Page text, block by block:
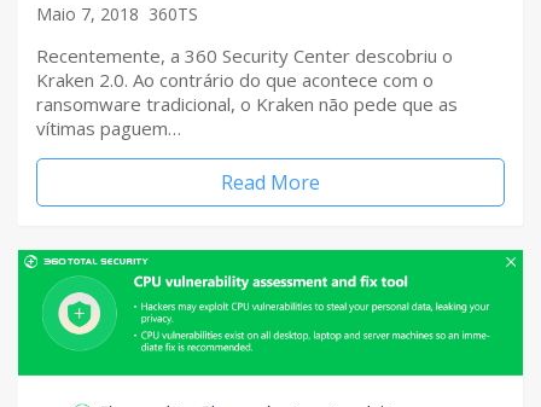
Maio 7, 2018 360TS
Recentemente, a 360 Security Center descobriu o
Kraken 2.0. Ao contrário do que acontece com o
ransomware tradicional, o Kraken não pede que as
vítimas paguem…
Read More